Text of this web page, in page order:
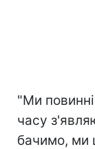
"Ми
часу
бачимо, ми